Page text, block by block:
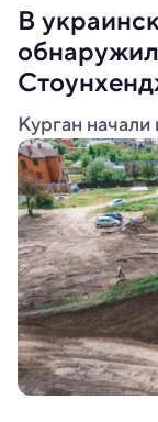
В
Курган начали